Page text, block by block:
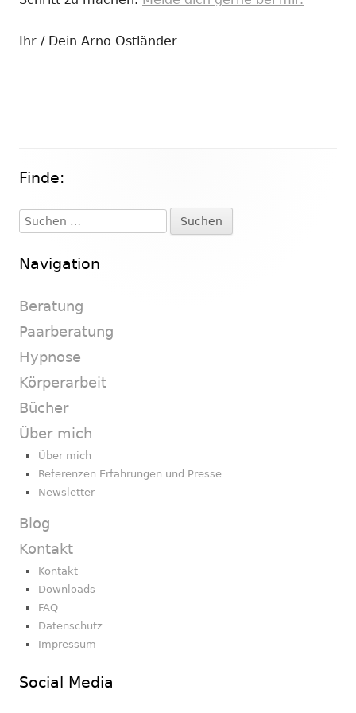
Ihr / Dein Arno Ostländer
Haupt-
Seitenleiste
Finde:
Suchen
nach:
Navigation
Beratung
Paarberatung
Hypnose
Körperarbeit
Bücher
Über mich
Über mich
Referenzen Erfahrungen und Presse
Newsletter
Blog
Kontakt
Kontakt
Downloads
FAQ
Datenschutz
Impressum
Social Media